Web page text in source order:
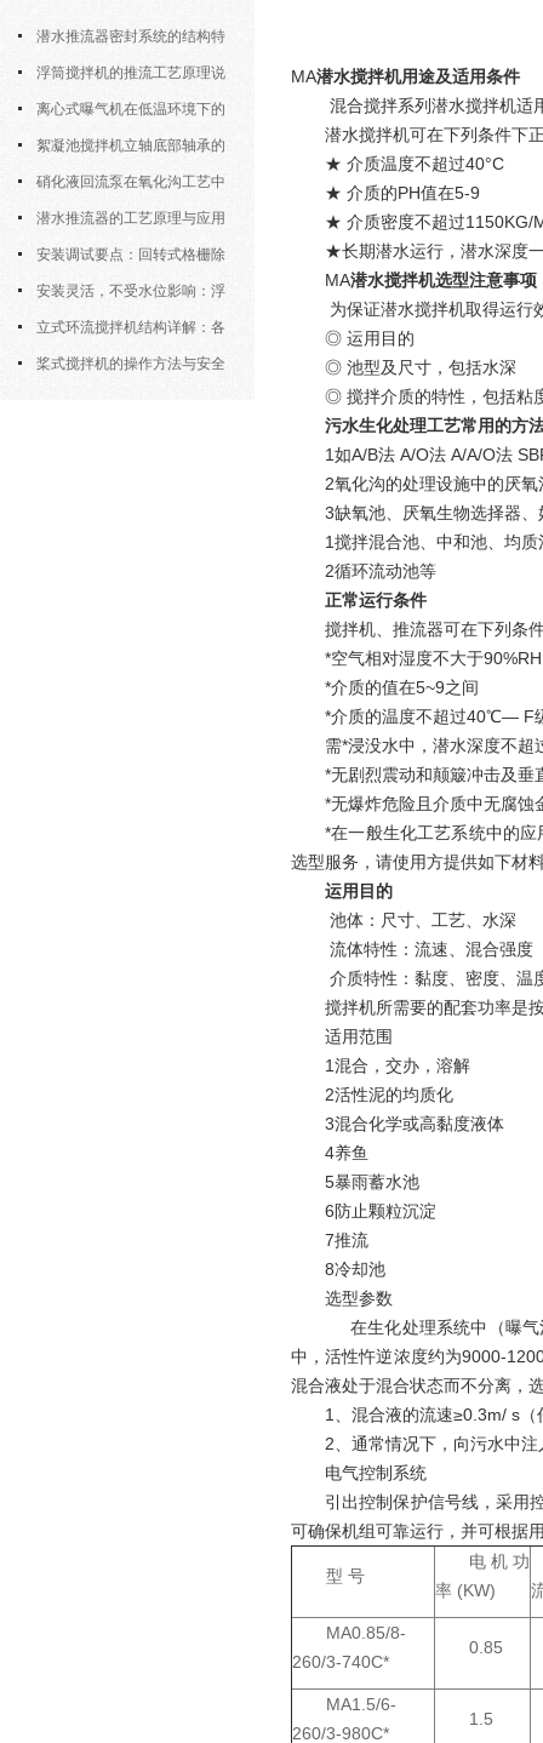
潜水推流器密封系统的结构特
点与渗漏故障处理
浮筒搅拌机的推流工艺原理说
明 离心式曝气机在低温环境下的
运行特性与防冻措施
絮凝池搅拌机立轴底部轴承的
密封防水与免维护设计
硝化液回流泵在氧化沟工艺中
的布置位置对回流效果的影响
潜水推流器的工艺原理与应用
逻辑安装调试要点：回转式格栅除
污机的土建配合要求与水平度校准
安装灵活，不受水位影响：浮
筒式曝气机的结构优势与适用场景
立式环流搅拌机结构详解：各
部件的功能与协同
桨式搅拌机的操作方法与安全
MA潜水搅拌机用途及适用条件
混合搅拌系列潜水搅拌机适
潜水搅拌机可在下列条件下
★ 介质温度不超过40°C
★ 介质的PH值在5-9
★ 介质密度不超过1150KG/
★长期潜水运行，潜水深度
MA潜水搅拌机选型注意事项
为保证潜水搅拌机取得运行
◎ 运用目的
◎ 池型及尺寸，包括水深
◎ 搅拌介质的特性，包括粘
污水生化处理工艺常用的方
1如A/B法 A/O法 A/A/O法
2氧化沟的处理设施中的厌氧
3缺氧池、厌氧生物选择器
1搅拌混合池、中和池、均
2循环流动池等
正常运行条件
搅拌机、推流器可在下列条
*空气相对湿度不大于90%RH
*介质的值在5~9之间
*介质的温度不超过40℃— F
需*浸没水中，潜水深度不
*无剧烈震动和颠簸冲击及垂
*无爆炸危险且介质中无腐蚀
*在一般生化工艺系统中的
选型服务，请使用方提供如下材
运用目的
池体：尺寸、工艺、水深
流体特性：流速、混合强度
介质特性：黏度、密度、温
搅拌机所需要的配套功率是
适用范围
1混合，交办，溶解
2活性泥的均质化
3混合化学或高黏度液体
4养鱼
5暴雨蓄水池
6防止颗粒沉淀
7推流
8冷却池
选型参数
在生化处理系统中（曝气
中，活性忤逆浓度约为9000-
混合液处于混合状态而不分离，
1、混合液的流速≥0.3m/ s（
2、通常情况下，向污水中
电气控制系统
引出控制保护信号线，采用
可确保机组可靠运行，并可根据
型 号
电机功
率 (KW)
MA0.85/8-
260/3-740C*
0.85
MA1.5/6-
260/3-980C*
1.5